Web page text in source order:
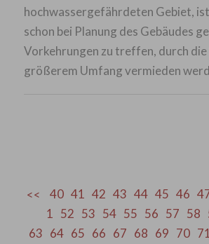
hochwassergefährdeten Gebiet,
schon bei Planung des Gebäudes
Vorkehrungen zu treffen, durch die
größerem Umfang vermieden
40 41 42 43 44 45 46
1
52 53 54 55 56 57 58
63 64 65 66 67 68 69 70 71